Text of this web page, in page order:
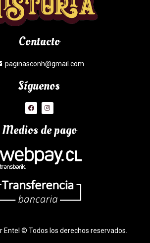
Contacto
paginasconh@gmail.com
Síguenos
Medios de pago
Entel © Todos los derechos reservados.